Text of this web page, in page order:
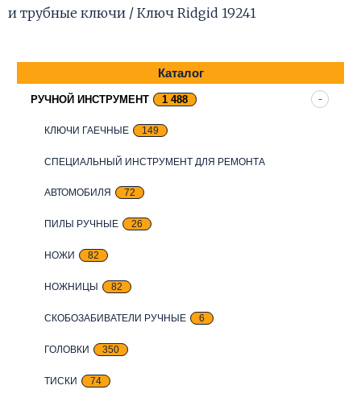
и трубные ключи / Ключ Ridgid 19241
Каталог
РУЧНОЙ ИНСТРУМЕНТ 1 488
КЛЮЧИ ГАЕЧНЫЕ 149
СПЕЦИАЛЬНЫЙ ИНСТРУМЕНТ ДЛЯ РЕМОНТА
АВТОМОБИЛЯ 72
ПИЛЫ РУЧНЫЕ 26
НОЖИ 82
НОЖНИЦЫ 82
СКОБОЗАБИВАТЕЛИ РУЧНЫЕ 6
ГОЛОВКИ 350
ТИСКИ 74